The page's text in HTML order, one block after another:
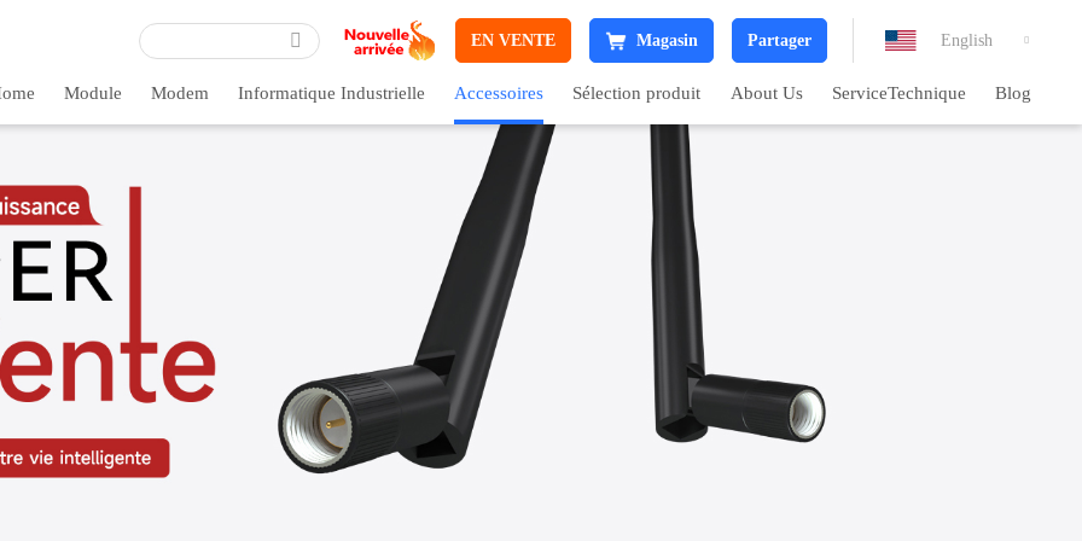
EN VENTE Magasin Partager English 
Module Modem Informatique Industrielle Accessoires Sélection produit About Us ServiceTechnique Blog